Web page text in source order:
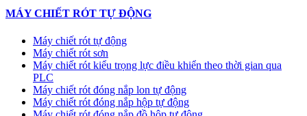
MÁY CHIẾT RÓT TỰ ĐỘNG
Máy chiết rót tự động
Máy chiết rót sơn
Máy chiết rót kiểu trọng lực điều khiển theo thời gian qua
PLC
Máy chiết rót đóng nắp lon tự động
Máy chiết rót đóng nắp hộp tự động